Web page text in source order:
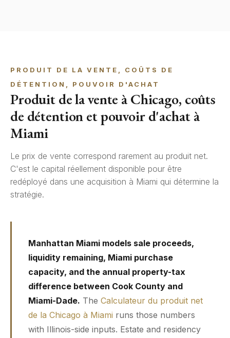
PRODUIT DE LA VENTE, COÛTS DE
DÉTENTION, POUVOIR D'ACHAT
Produit de la vente à Chicago, coûts
de détention et pouvoir d'achat à
Miami
Le prix de vente correspond rarement au produit net.
C'est le capital réellement disponible pour être
redéployé dans une acquisition à Miami qui détermine la
stratégie.
Manhattan Miami models sale proceeds,
liquidity remaining, Miami purchase
capacity, and the annual property-tax
difference between Cook County and
Miami-Dade. The Calculateur du produit net
de la Chicago à Miami runs those numbers
with Illinois-side inputs. Estate and residency